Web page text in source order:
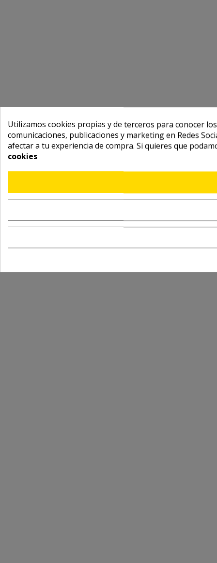
Utilizamos cookies propias y de terceros para conocer
comunicaciones, publicaciones y marketing en Redes
afectar a tu experiencia de compra. Si quieres que
cookies